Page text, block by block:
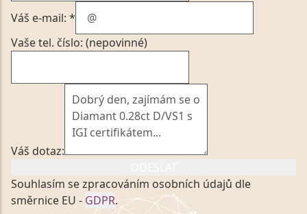
Váš e-mail: *
Vaše tel. číslo: (nepovinné)
Váš dotaz:
Souhlasím se zpracováním osobních údajů dle
směrnice EU - GDPR.